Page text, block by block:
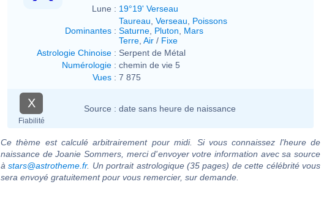
Lune : 19°19' Verseau
Dominantes :
Taureau Verseau
Poissons
Saturne Pluton
Mars
Terre Air / Fixe
Astrologie Chinoise : Serpent de Métal
Numérologie : chemin de vie 5
Vues : 7 875
X
Fiabilité
Source : date sans heure de naissance
Ce thème est calculé arbitrairement pour midi. Si vous connaissez l'heure de
naissance de Joanie Sommers, merci d'envoyer votre information avec sa source
àstars@astrotheme.fr. Un portrait astrologique (35 pages) de cette célébrité vous
sera envoyé gratuitement pour vous remercier, sur demande.